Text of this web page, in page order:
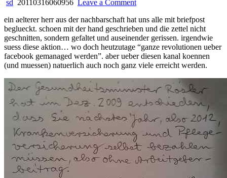
sd 20110316060956 Leave a Comment
veraergerte
nachbarn
ein aelterer herr aus der nachbarschaft hat uns alle mit briefpost
beglueckt. schoen mit der hand geschrieben und die zettel nicht
geschnitten, sondern gefaltet und auseinender gerissen. irgendwie
suess diese aktion… wo doch heutzutage “ganze revolutionen ueber
facebook gemanaged werden”. aber ueber diesen kanal koennen
(und muessen) natuerlich auch noch ganz viele erreicht werden.